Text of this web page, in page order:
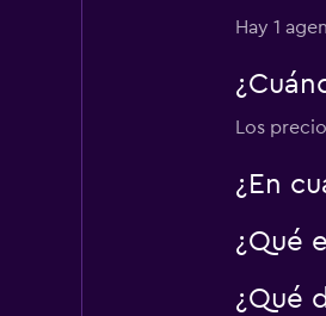
Hay 1
Los
¿En
¿Qué
¿Qué